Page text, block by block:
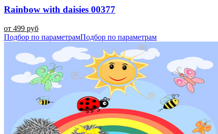
Rainbow with daisies 00377
от 499 руб
Подбор по параметрамПодбор по параметрам